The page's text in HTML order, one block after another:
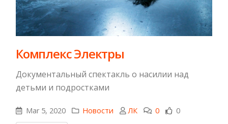
Комплекс Электры
Документальный спектакль о насилии над
детьми и подростками
Mar 5, 2020 Новости ЛК 0 0